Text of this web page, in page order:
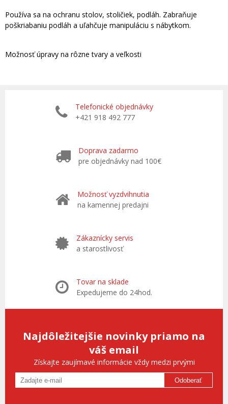
Používa sa na ochranu stolov, stoličiek, podláh. Zabraňuje
poškriabaniu podláh a uľahčuje manipuláciu s nábytkom.
Možnosť úpravy na rôzne tvary a veľkosti
Telefonické objednávky
+421 918 492 777
Doprava zadarmo
pre objednávky nad 100€
Možnosť vyzdvihnutia
na kamennej predajni
Zákaznícky servis
a starostlivosť
Tovar na sklade
Expedujeme do 24hod.
Najdôležitejšie novinky priamo na
váš email
Získajte zaujímavé informácie vždy medzi prvými
Odoberať